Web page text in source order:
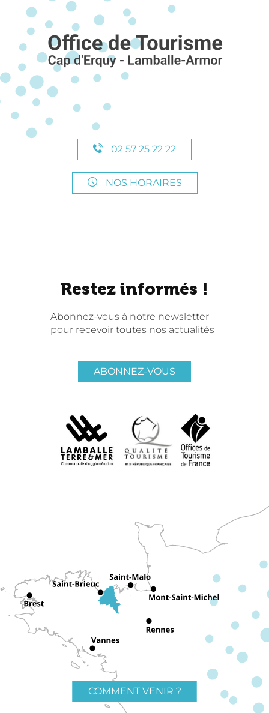
02 57 25 22 22
NOS HORAIRES
Restez informés !
Abonnez-vous à notre newsletter
pour recevoir toutes nos actualités
ABONNEZ-VOUS
COMMENT VENIR ?